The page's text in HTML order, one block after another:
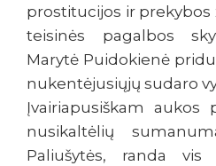
prostitucijos ir
teisinės pagalbos
Marytė Puidokienė
nukentėjusiųjų sudaro
Įvairiapusiškam
nusikaltėlių
Paliušytės, randa